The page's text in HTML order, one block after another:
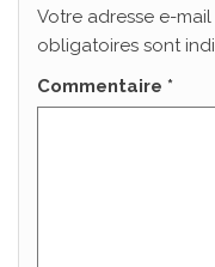
Votre adresse e-
obligatoires sont
Commentaire *